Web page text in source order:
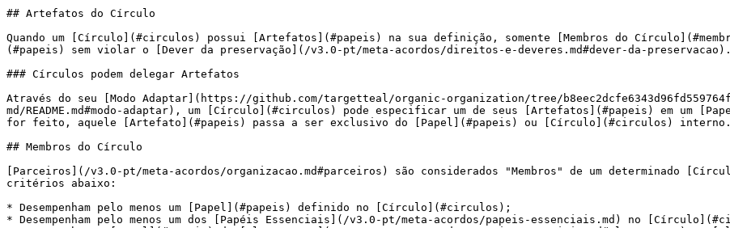
## Artefatos do Círculo
Quando um [Círculo](#circulos) possui [Artefatos](#papeis) na sua definição, somente [Membros do
(#papeis) sem violar o [Dever da preservação](/v3.0-pt/meta-acordos/direitos-e-deveres.md#dever-da-preservacao).
### Círculos podem delegar Artefatos
Através do seu [Modo Adaptar](https://github.com/targetteal/organic-organization/tree/
md/README.md#modo-adaptar), um [Círculo](#circulos) pode especificar um de seus [Artefatos](#papeis) em
for feito, aquele [Artefato](#papeis) passa a ser exclusivo do [Papel](#papeis) ou [Círculo](#circulos) interno.
## Membros do Círculo
[Parceiros](/v3.0-pt/meta-acordos/organizacao.md#parceiros) são considerados "Membros" de um determinado
critérios abaixo:
* Desempenham pelo menos um [Papel](#papeis) definido no [Círculo](#circulos);
* Desempenham pelo menos um dos [Papéis Essenciais](/v3.0-pt/meta-acordos/papeis-essenciais.md) no